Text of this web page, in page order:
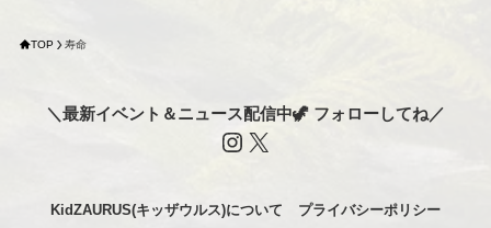
TOP 寿命
＼最新イベント＆ニュース配信中🦖 フォローしてね／
Instagram
X
KidZAURUS(キッザウルス)について プライバシーポリシー